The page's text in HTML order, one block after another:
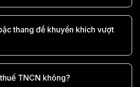
thang để khuyến khích vượt
TNCN không?